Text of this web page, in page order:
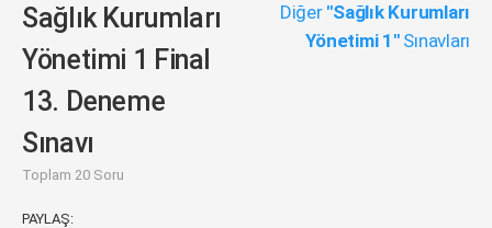
Sağlık Kurumları
Yönetimi 1 Final
13. Deneme
Sınavı
Toplam 20 Soru
Diğer "Sağlık Kurumları
Yönetimi 1"Sınavları
PAYLAŞ: